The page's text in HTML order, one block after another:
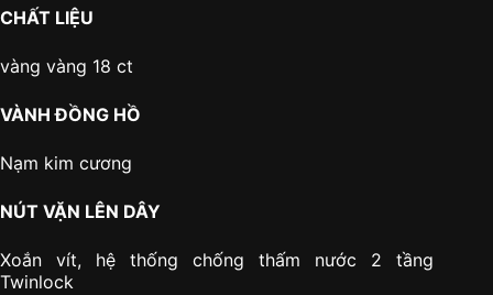
CHẤT LIỆU
vàng vàng 18 ct
VÀNH ĐỒNG HỒ
Nạm kim cương
NÚT VẶN LÊN DÂY
Xoắn vít, hệ thống chống thấm nước 2 tầng
Twinlock